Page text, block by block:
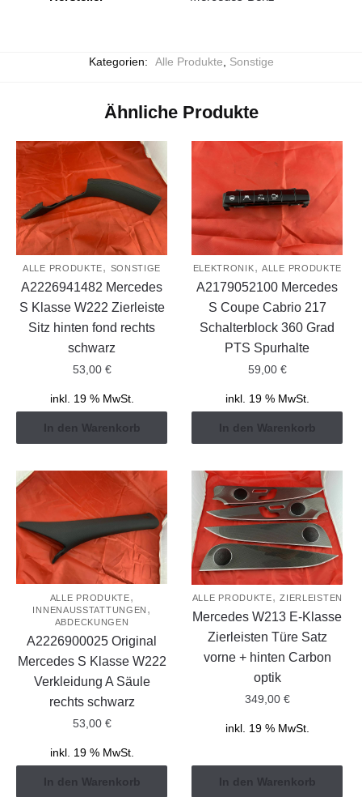
Kategorien: Alle Produkte, Sonstige
Ähnliche Produkte
ALLE PRODUKTE, SONSTIGE
A2226941482 Mercedes
S Klasse W222 Zierleiste
Sitz hinten fond rechts
schwarz
53,00 €
inkl. 19 % MwSt.
In den Warenkorb
ELEKTRONIK, ALLE PRODUKTE
A2179052100 Mercedes
S Coupe Cabrio 217
Schalterblock 360 Grad
PTS Spurhalte
59,00 €
inkl. 19 % MwSt.
In den Warenkorb
ALLE PRODUKTE,
INNENAUSSTATTUNGEN ,
ABDECKUNGEN
A2226900025 Original
Mercedes S Klasse W222
Verkleidung A Säule
rechts schwarz
53,00 €
inkl. 19 % MwSt.
In den Warenkorb
ALLE PRODUKTE,ZIERLEISTEN
Mercedes W213 E-Klasse
Zierleisten Türe Satz
vorne + hinten Carbon
optik
349,00 €
inkl. 19 % MwSt.
In den Warenkorb